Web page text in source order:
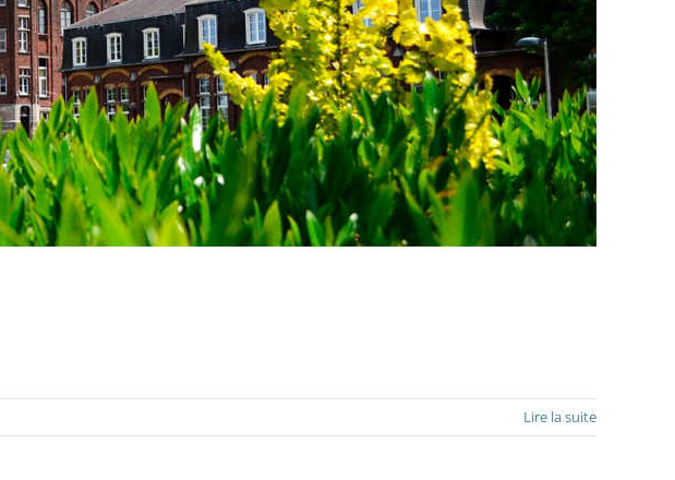
Lire la suite